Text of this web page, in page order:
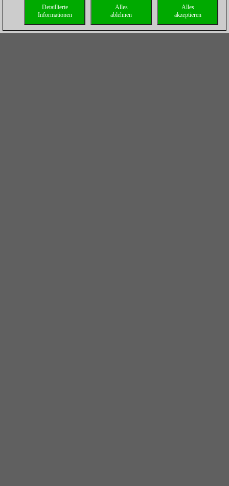
Alles
akzeptieren
Alles
ablehnen
Detaillierte
Informationen